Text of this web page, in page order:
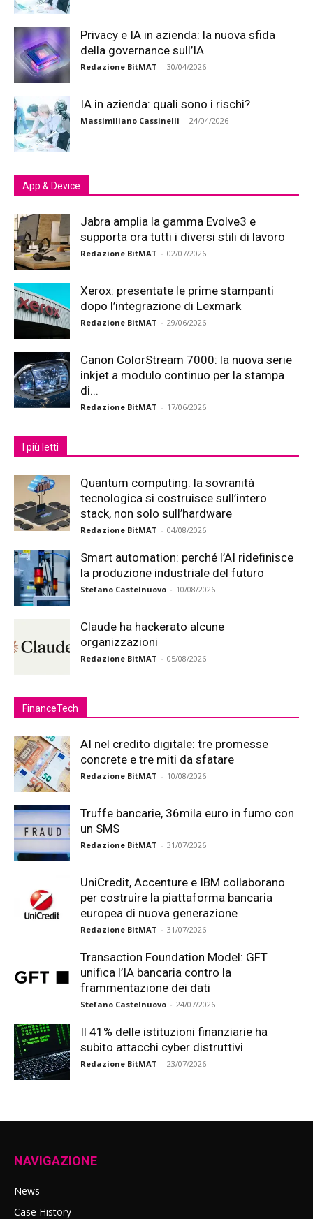
Privacy e IA in azienda: la nuova sfida
della governance sull’IA
Redazione BitMAT - 30/04/2026
IA in azienda: quali sono i rischi?
Massimiliano Cassinelli - 24/04/2026
App & Device
Jabra amplia la gamma Evolve3 e
supporta ora tutti i diversi stili di lavoro
Redazione BitMAT - 02/07/2026
Xerox: presentate le prime stampanti
dopo l’integrazione di Lexmark
Redazione BitMAT - 29/06/2026
Canon ColorStream 7000: la nuova serie
inkjet a modulo continuo per la stampa
di...
Redazione BitMAT - 17/06/2026
I più letti
Quantum computing: la sovranità
tecnologica si costruisce sull’intero
stack, non solo sull’hardware
Redazione BitMAT - 04/08/2026
Smart automation: perché l’AI ridefinisce
la produzione industriale del futuro
Stefano Castelnuovo - 10/08/2026
Claude ha hackerato alcune
organizzazioni
Redazione BitMAT - 05/08/2026
FinanceTech
AI nel credito digitale: tre promesse
concrete e tre miti da sfatare
Redazione BitMAT - 10/08/2026
Truffe bancarie, 36mila euro in fumo con
un SMS
Redazione BitMAT - 31/07/2026
UniCredit, Accenture e IBM collaborano
per costruire la piattaforma bancaria
europea di nuova generazione
Redazione BitMAT - 31/07/2026
Transaction Foundation Model: GFT
unifica l’IA bancaria contro la
frammentazione dei dati
Stefano Castelnuovo - 24/07/2026
Il 41% delle istituzioni finanziarie ha
subito attacchi cyber distruttivi
Redazione BitMAT - 23/07/2026
NAVIGAZIONE
News
Case History